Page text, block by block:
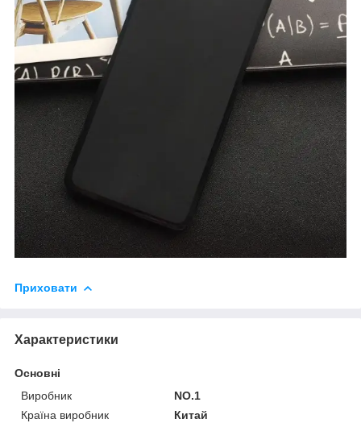
Приховати
Характеристики
Основні
Виробник
NO.1
Країна виробник
Китай